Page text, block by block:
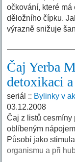
očkování, které
děložního čípku.
výrazně snižuje
Čaj Yerba
detoxikaci
seriál :: Bylinky v
03.12.2008
Čaj z listů cesmíny
oblíbeným
Působí jako
organismu a při